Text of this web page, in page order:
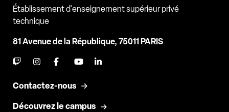
Établissement d'enseignement supérieur privé
technique
81 Avenue de la République, 75011 PARIS
Contactez-nous
Découvrez le campus